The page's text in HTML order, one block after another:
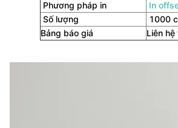
Phương pháp in
In
Số lượng
1000
Bảng báo giá
Liên